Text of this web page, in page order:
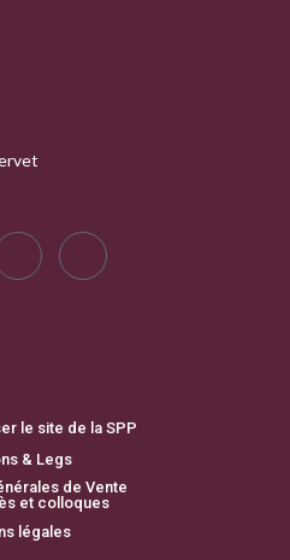
le site de la SPP
& Legs
de Vente
et colloques
légales